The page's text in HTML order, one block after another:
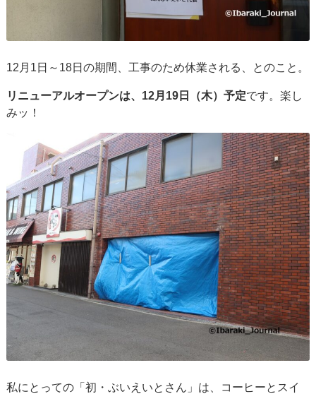
12月1日～18日の期間、工事のため休業される、とのこと。
リニューアルオープンは、12月19日（木）予定です。楽し
みッ！
私にとっての「初・ぶいえいとさん」は、コーヒーとスイ